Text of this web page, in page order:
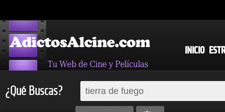
INICIO
¿Qué Buscas?